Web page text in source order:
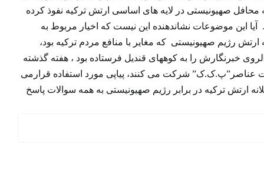
صهیونیستی در لایه های اساسی ارتش ترکیه نفوذ کرده
این موضوعات نشاندهنده این نیست که اخیار مربوط به
رژیم صهیونیستی که مغایر با منافع مردم ترکیه بود،
خبرنگارش را به کوههای قندیل فرستاده بود ، هفته گذشته
شرکت می کنند، پیاپی مورد استفاده قرارمی
ارتش ترکیه در برابر رژیم صهیونیستی به همه سوالات پاسخ